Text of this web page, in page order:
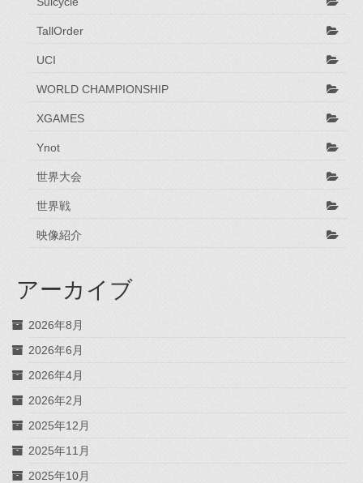
TallOrder
UCI
WORLD CHAMPIONSHIP
XGAMES
Ynot
世界大会
世界戦
映像紹介
アーカイブ
2026年8月
2026年6月
2026年4月
2026年2月
2025年12月
2025年11月
2025年10月